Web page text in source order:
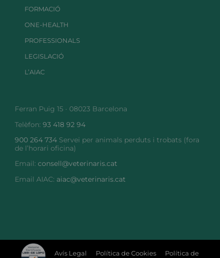
FORMACIÓ
ONE-HEALTH
PROFESSIONALS
LEGISLACIÓ
L’AIAC
Ferran Puig 15 · 08023 Barcelona
Telèfon: 93 418 92 94
900 264 734 Servei per animals perduts i trobats (fora
de l’horari oficina)
Email: consell@veterinaris.cat
Email AIAC: aiac@veterinaris.cat
Avís Legal Política de Cookies Política de